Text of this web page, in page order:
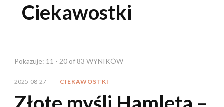
Ciekawostki
Pokazuje: 11 - 20 of 83 WYNIKÓW
2025-08-27 CIEKAWOSTKI